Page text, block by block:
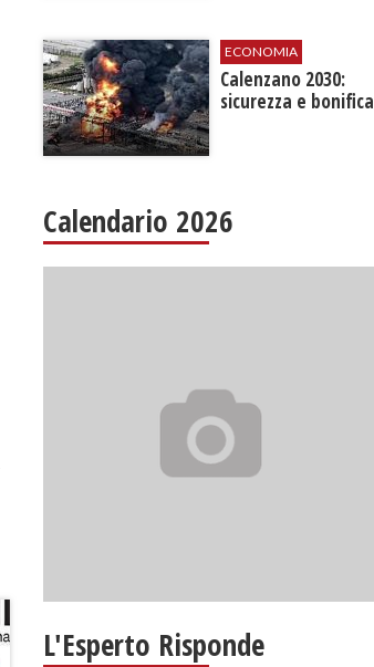
ECONOMIA
Calenzano 2030:
sicurezza e bonifica
Calendario 2026
L'Esperto Risponde